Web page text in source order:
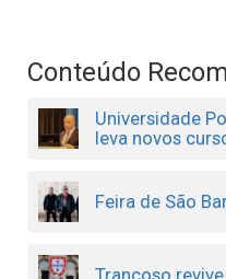
Conteúdo
Universidade
leva novos
Feira de São
Trancoso